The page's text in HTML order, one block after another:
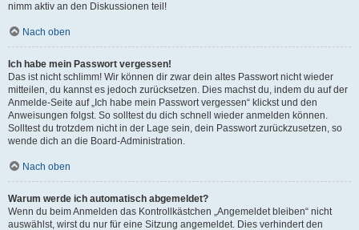
nimm aktiv an den Diskussionen teil!
Nach oben
Ich habe mein Passwort vergessen!
Das ist nicht schlimm! Wir können dir zwar dein altes Passwort nicht wieder
mitteilen, du kannst es jedoch zurücksetzen. Dies machst du, indem du auf der
Anmelde-Seite auf „Ich habe mein Passwort vergessen“ klickst und den
Anweisungen folgst. So solltest du dich schnell wieder anmelden können.
Solltest du trotzdem nicht in der Lage sein, dein Passwort zurückzusetzen, so
wende dich an die Board-Administration.
Nach oben
Warum werde ich automatisch abgemeldet?
Wenn du beim Anmelden das Kontrollkästchen „Angemeldet bleiben“ nicht
auswählst, wirst du nur für eine Sitzung angemeldet. Dies verhindert den